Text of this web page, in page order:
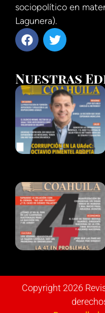
sociopolítico en
Lagunera).
Nuestras
Copyright 2026